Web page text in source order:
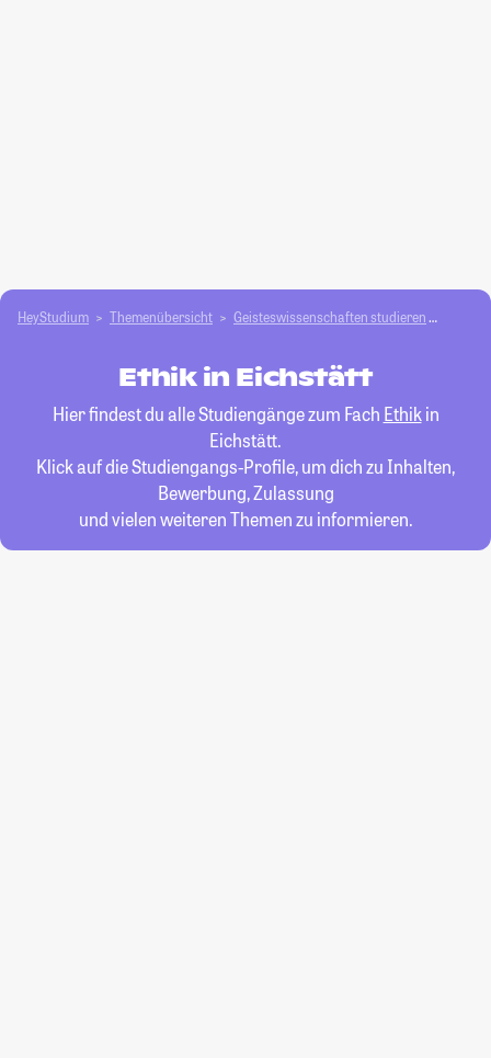
HeyStudium Themenübersicht Geisteswissenschaften studieren
Ethik in Eichstätt
Hier findest du alle Studiengänge zum Fach Ethikin
Eichstätt.
Klick auf die Studiengangs-Profile, um dich zu Inhalten,
Bewerbung, Zulassung
und vielen weiteren Themen zu informieren.